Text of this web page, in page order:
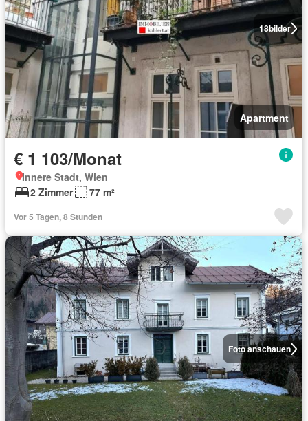
18bilder
Apartment
€ 1 103/Monat
Innere Stadt, Wien
2 Zimmer
77 m²
Vor 5 Tagen, 8 Stunden
Foto anschauen